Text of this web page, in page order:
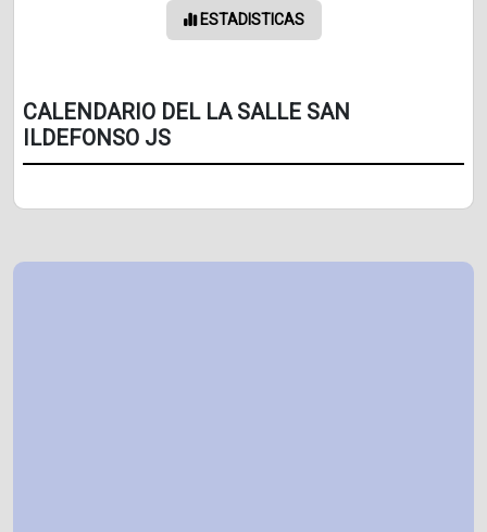
ESTADISTICAS
CALENDARIO DEL LA SALLE SAN
ILDEFONSO JS